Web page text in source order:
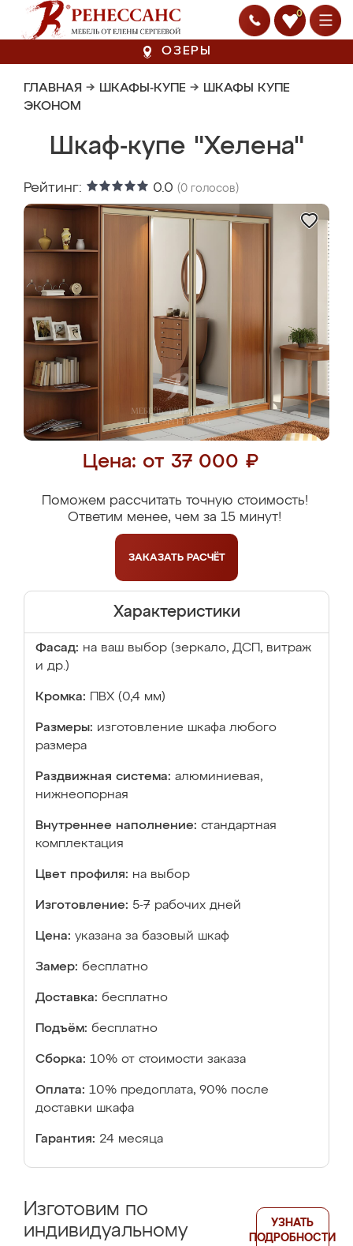
0
ОЗЕРЫ
ГЛАВНАЯ → ШКАФЫ-КУПЕ → ШКАФЫ КУПЕ
ЭКОНОМ
Шкаф-купе "Хелена"
Рейтинг: 0.0 (0 голосов)
Цена: от 37 000 ₽
Поможем рассчитать точную стоимость!
Ответим менее, чем за 15 минут!
ЗАКАЗАТЬ РАСЧЁТ
Характеристики
Фасад: на ваш выбор (зеркало, ДСП, витраж
и др.)
Кромка: ПВХ (0,4 мм)
Размеры: изготовление шкафа любого
размера
Раздвижная система: алюминиевая,
нижнеопорная
Внутреннее наполнение: стандартная
комплектация
Цвет профиля: на выбор
Изготовление: 5-7 рабочих дней
Цена: указана за базовый шкаф
Замер: бесплатно
Доставка: бесплатно
Подъём: бесплатно
Сборка: 10% от стоимости заказа
Оплата: 10% предоплата, 90% после
доставки шкафа
Гарантия: 24 месяца
Изготовим по
индивидуальному
УЗНАТЬ
ПОДРОБНОСТИ